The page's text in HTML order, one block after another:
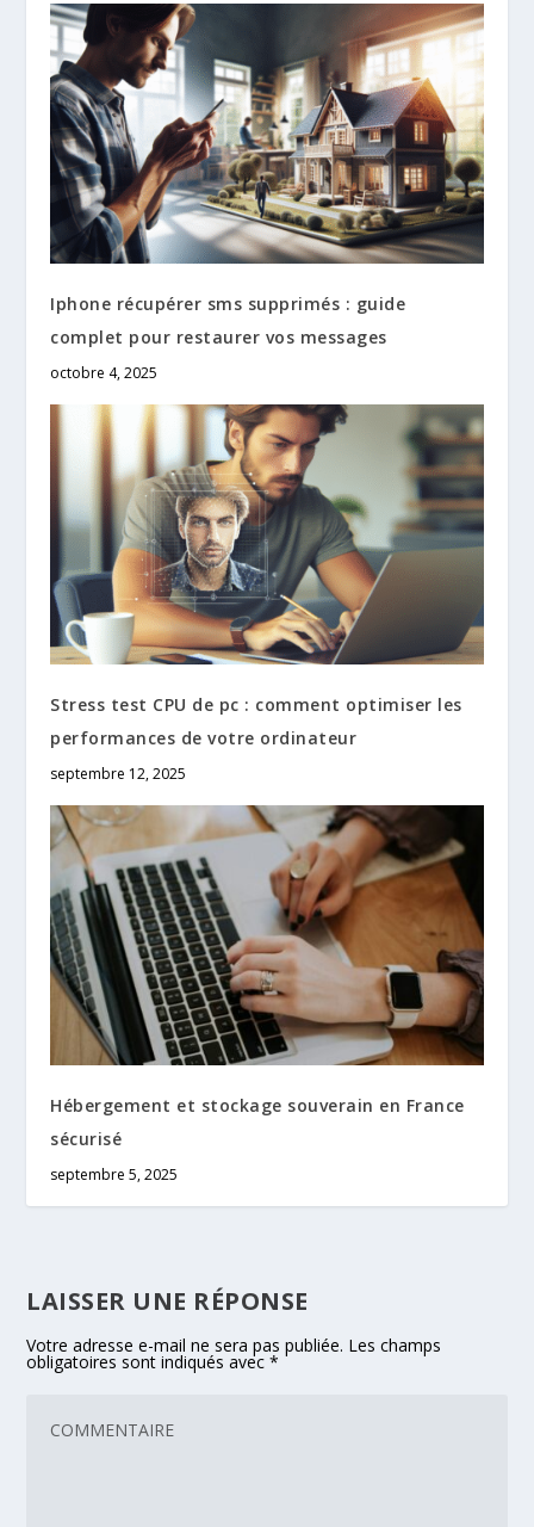
Iphone récupérer sms supprimés : guide
complet pour restaurer vos messages
octobre 4, 2025
Stress test CPU de pc : comment optimiser les
performances de votre ordinateur
septembre 12, 2025
Hébergement et stockage souverain en France
sécurisé
septembre 5, 2025
LAISSER UNE RÉPONSE
Votre adresse e-mail ne sera pas publiée. Les champs
obligatoires sont indiqués avec*